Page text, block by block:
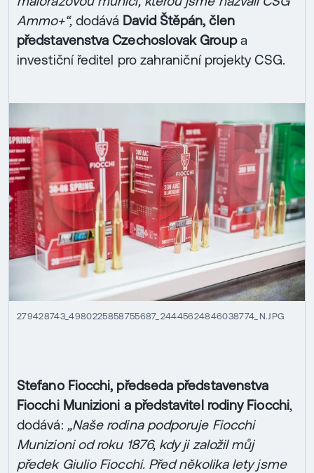
Ammo+“,dodává David Štěpán, člen
představenstva Czechoslovak Groupa
investiční ředitel pro zahraniční projekty CSG.
279428743_4980225858755687_24445624846038774_N.JPG
Stefano Fiocchi, předseda představenstva
Fiocchi Munizioni a představitel rodiny Fiocchi,
dodává: „Naše rodina podporuje Fiocchi
Munizioni od roku 1876, kdy ji založil můj
předek Giulio Fiocchi. Před několika lety jsme